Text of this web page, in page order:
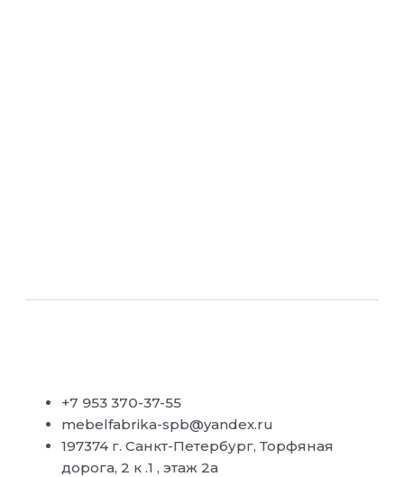
+7 953 370-37-55
mebelfabrika-spb@yandex.ru
197374 г. Санкт-Петербург, Торфяная
дорога, 2 к .1 , этаж 2а